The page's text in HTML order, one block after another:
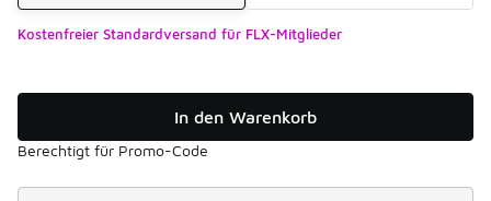
Kostenfreier Standardversand für FLX-Mitglieder
In den Warenkorb
Berechtigt für Promo-Code